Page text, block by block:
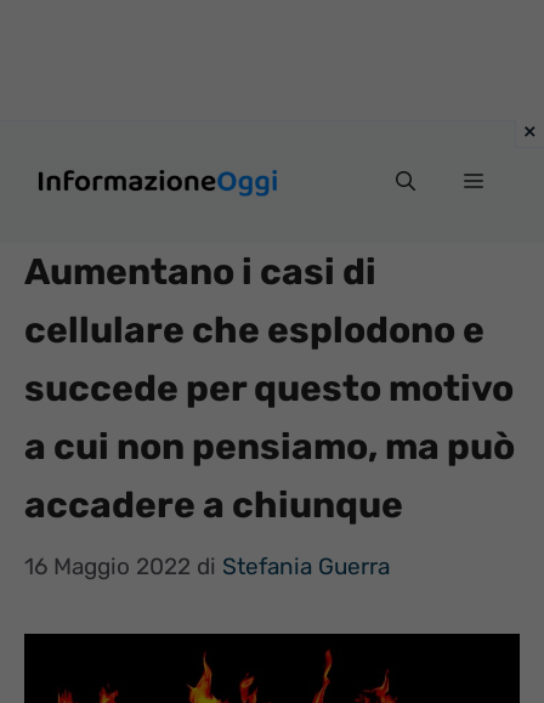
Menu
Aumentano i casi di
cellulare che esplodono e
succede per questo motivo
a cui non pensiamo, ma può
accadere a chiunque
16 Maggio 2022 di Stefania Guerra